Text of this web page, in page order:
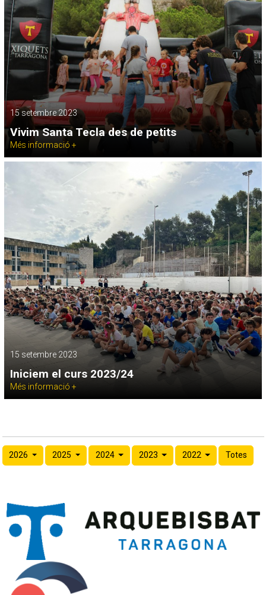
15 setembre 2023
Vivim Santa Tecla des de petits
Més informació +
15 setembre 2023
Iniciem el curs 2023/24
Més informació +
2026 2025 2024 2023 2022 Totes